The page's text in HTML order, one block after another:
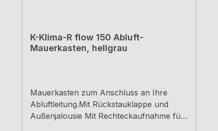
K-Klima-R flow 150 Abluft-
Mauerkasten, hellgrau
Mauerkasten zum Anschluss an Ihre
Abluftleitung.Mit Rückstauklappe und
Außenjalousie Mit Rechteckaufnahme für